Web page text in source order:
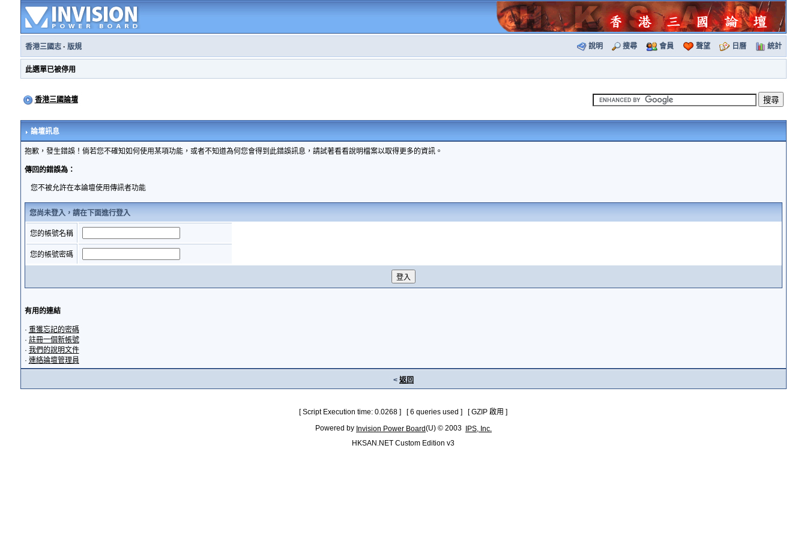
香港三國志· 版規 說明 搜尋 會員 聲望 日曆 統計
此選單已被停用
香港三國論壇
論壇訊息
抱歉，發生錯誤！倘若您不確知如何使用某項功能，或者不知道為何您會得到此錯誤訊息，請試著看看說明檔案以取得更多的資訊。
傳回的錯誤為：
您不被允許在本論壇使用傳訊者功能
您尚未登入，請在下面進行登入
您的帳號名稱
您的帳號密碼
有用的連結
· 重獲忘記的密碼
· 註冊一個新帳號
· 我們的說明文件
· 連絡論壇管理員
< 返回
[ Script Execution time: 0.0268 ] [ 6 queries used ] [ GZIP 啟用 ]
Powered by Invision Power Board(U) © 2003
IPS, Inc.
HKSAN.NET Custom Edition v3